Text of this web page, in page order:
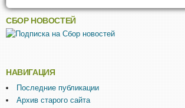
СБОР НОВОСТЕЙ
НАВИГАЦИЯ
Последние публикации
Архив старого сайта